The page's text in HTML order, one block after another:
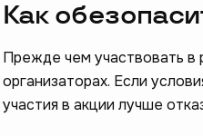
Как
Прежде чем участвовать в
организаторах. Если
участия в акции лучше
пройдите
начать